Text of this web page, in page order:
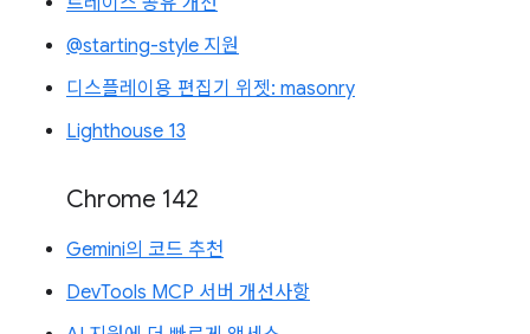
@starting-style 지원
디스플레이용 편집기 위젯: masonry
Lighthouse 13
Chrome 142
Gemini의 코드 추천
DevTools MCP 서버 개선사항